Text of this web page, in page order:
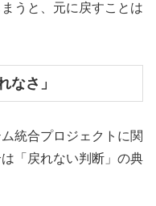
うと、元に戻すことは
なさ」
統合プロジェクトに関
「戻れない判断」の典